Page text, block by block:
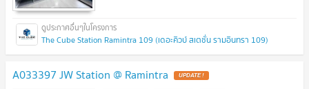
The Cube Station Ramintra 109 (เดอะคิวบ์ สเตชั่น รามอินทรา 109)
A033397 JW Station @ Ramintra UPDATE !